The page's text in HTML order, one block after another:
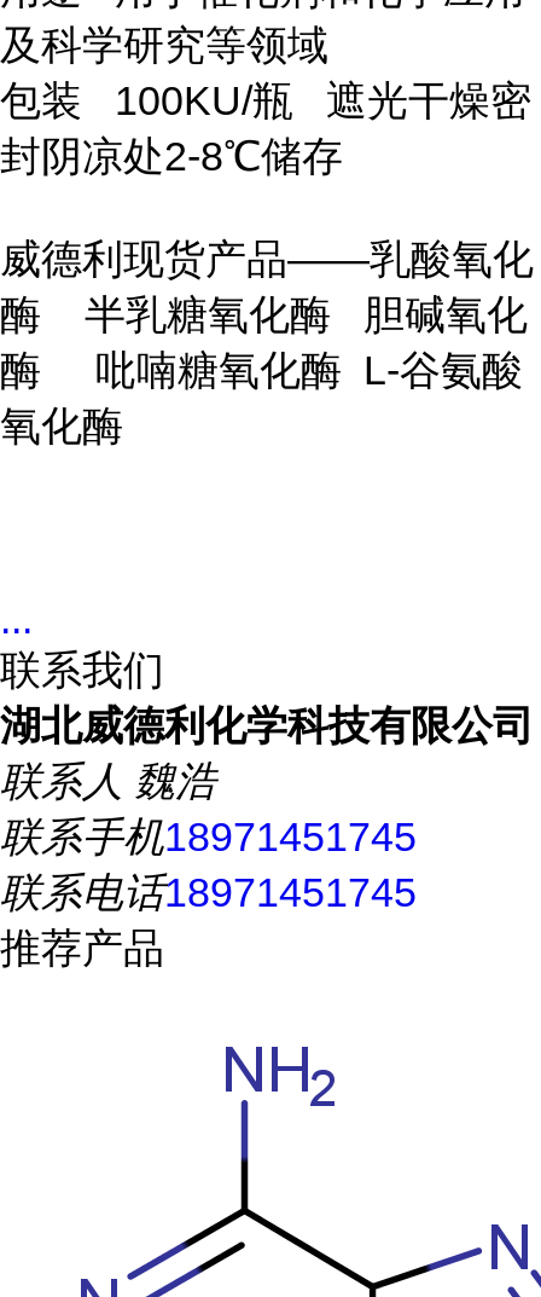
及科学研究等领域
包装 100KU/瓶 遮光干燥密
封阴凉处2-8℃储存
威德利现货产品——乳酸氧化
酶 半乳糖氧化酶 胆碱氧化
酶 吡喃糖氧化酶 L-谷氨酸
氧化酶
...
联系我们
湖北威德利化学科技有限公司
联系人 魏浩
联系手机18971451745
联系电话18971451745
推荐产品